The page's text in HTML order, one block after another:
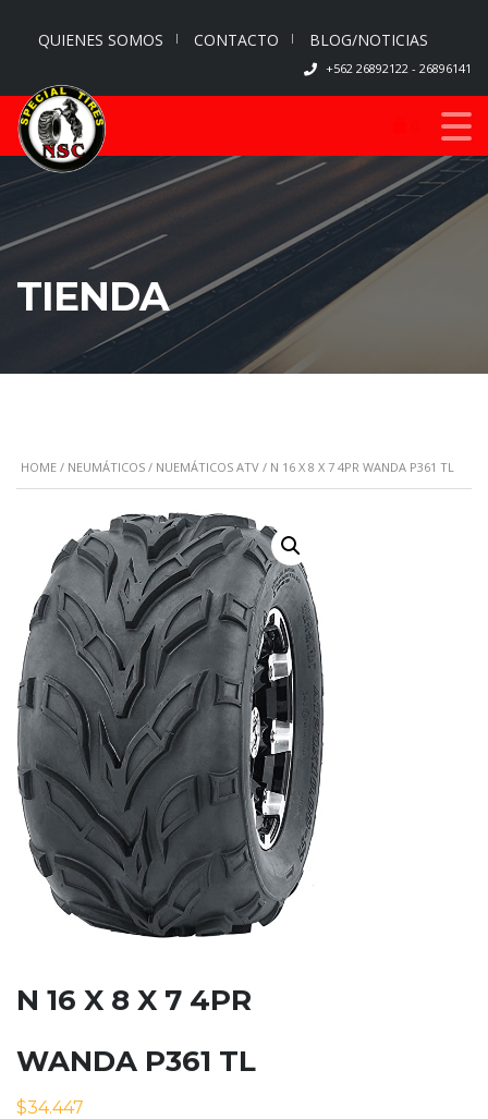
QUIENES SOMOS CONTACTO BLOG/NOTICIAS
+562 26892122 - 26896141
TIENDA
HOME / NEUMÁTICOS / NUEMÁTICOS ATV / N 16 X 8 X 7 4PR WANDA P361 TL
N 16 X 8 X 7 4PR
WANDA P361 TL
$34.447